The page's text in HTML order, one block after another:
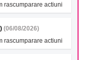
rascumparare actiuni
(06/08/2026)
rascumparare actiuni